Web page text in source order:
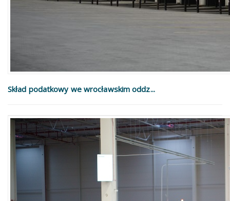
Skład podatkowy we wrocławskim oddz...